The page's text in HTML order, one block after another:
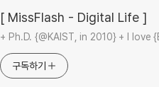
[ MissFlash - Digital Life ]
+ Ph.D. {@KAIST, in 2010} + I love
구독하기